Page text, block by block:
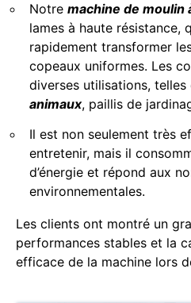
Notre machine de moulin
lames à haute résistance,
rapidement transformer
copeaux uniformes. Les
diverses utilisations, telles
animaux, paillis de
Il est non seulement très
entretenir, mais il
d’énergie et répond aux
environnementales.
Les clients ont montré un
performances stables et la
efficace de la machine lors